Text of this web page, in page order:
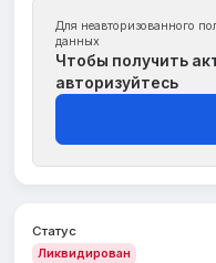
Для неавторизованного
данных
Чтобы получить
авторизуйтесь
Статус
Ликвидирован